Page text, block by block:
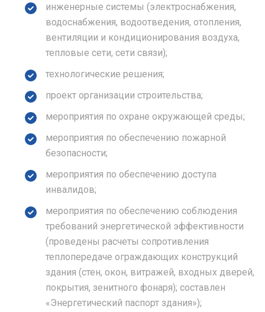
инженерные системы (электроснабжения,
водоснабжения, водоотведения, отопления,
вентиляции и кондиционирования воздуха,
тепловые сети, сети связи);
технологические решения;
проект организации строительства;
мероприятия по охране окружающей среды;
мероприятия по обеспечению пожарной
безопасности;
мероприятия по обеспечению доступа
инвалидов;
мероприятия по обеспечению соблюдения
требований энергетической эффективности
(проведены расчеты сопротивления
теплопередаче ограждающих конструкций
здания (стен, окон, витражей, входных дверей,
покрытия, зенитного фонаря); составлен
«Энергетический паспорт здания»);